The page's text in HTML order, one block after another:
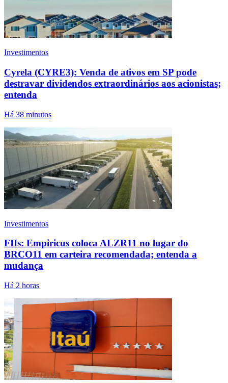
Investimentos
Cyrela (CYRE3): Venda de ativos em SP pode
destravar dividendos extraordinários aos acionistas;
entenda
Há 38 minutos
Investimentos
FIIs: Empiricus coloca ALZR11 no lugar do
BRCO11 em carteira recomendada; entenda a
mudança
Há 2 horas